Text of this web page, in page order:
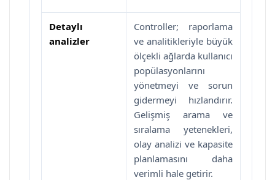
Detaylı
analizler
Controller; raporlama
ve analitikleriyle büyük
ölçekli ağlarda kullanıcı
popülasyonlarını
yönetmeyi ve sorun
gidermeyi hızlandırır.
Gelişmiş arama ve
sıralama yetenekleri,
olay analizi ve kapasite
planlamasını daha
verimli hale getirir.